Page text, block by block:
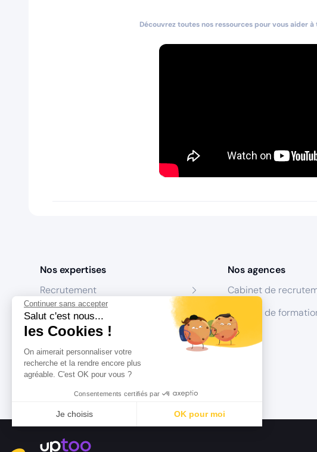
Continuer sans accepter
Salut c'est nous...
les Cookies !
On aimerait personnaliser votre
recherche et la rendre encore plus
agréable. C'est OK pour vous ?
Consentements certifiés par
Je choisis OK pour moi
Notre plateforme vous permet d'adapter et de gérer vos paramètres
Découvrez toutes nos ressources pour vous aider
Nos expertises
Recrutement
Formation
Coaching
Conseil
Nos agences
Cabinet de
Centres de